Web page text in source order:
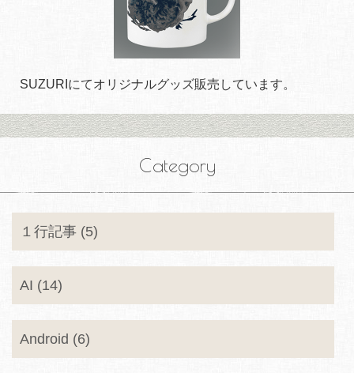
SUZURIにてオリジナルグッズ販売しています。
Category
１行記事 (5)
AI (14)
Android (6)